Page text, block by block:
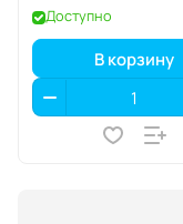
SIM+eSIM
Доступно
В корзину